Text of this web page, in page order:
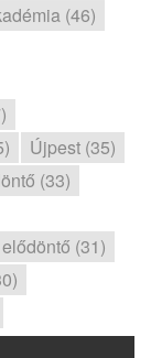
(46)
Újpest (35)
(33)
elődöntő (31)